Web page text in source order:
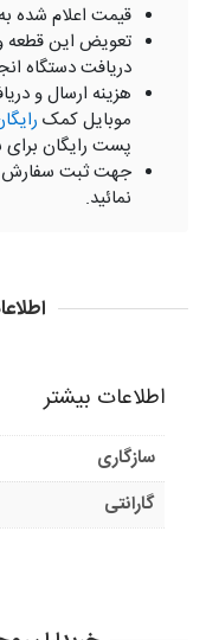
قیمت اعلام شده
تعویض این قطعه
دریافت دستگاه
هزینه ارسال و
موبایل کمک
پست رایگان برای
جهت ثبت سفارش
نمائید.
اطلاعات بیشتر
سازگاری
گارانتی